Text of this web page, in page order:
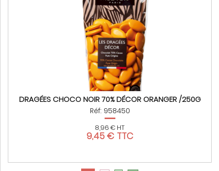
DRAGÉES CHOCO NOIR 70% DÉCOR ORANGER /250G
Réf: 958450
8,96 € HT
9,45 € TTC